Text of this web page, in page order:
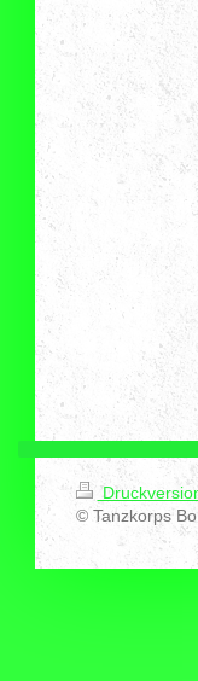
© Tanzkorps